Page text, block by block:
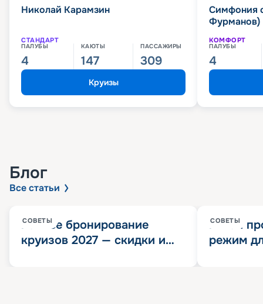
Николай Карамзин
СТАНДАРТ
ПАЛУБЫ
4
КАЮТЫ
147
ПАССАЖИРЫ
309
Круизы
Симфония
Фурманов)
КОМФОРТ
ПАЛУБЫ
4
Блог
Все статьи
СОВЕТЫ
Раннее бронирование
круизов 2027 — скидки и
СОВЕТЫ
Китай
режим